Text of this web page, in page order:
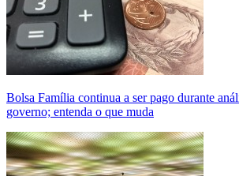
Bolsa Família continua a ser pago durante
governo; entenda o que muda